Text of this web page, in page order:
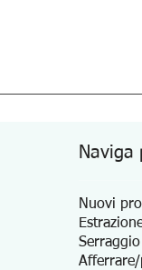
Naviga
Nuovi
Serraggio
Afferrare/